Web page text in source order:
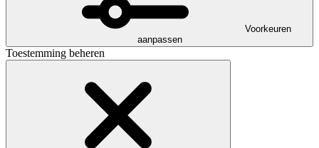
Voorkeuren
aanpassen
Toestemming beheren